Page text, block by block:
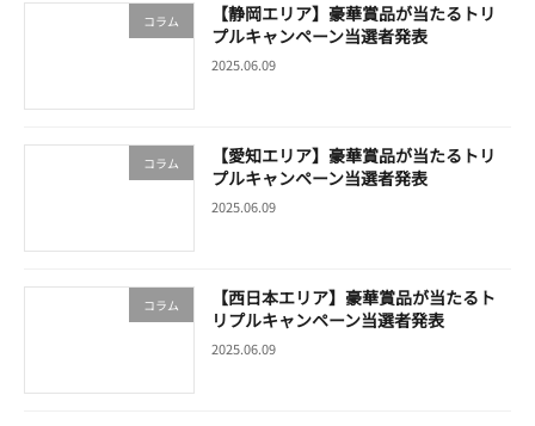
コラム
【静岡エリア】豪華賞品が当たるトリ
プルキャンペーン当選者発表
2025.06.09
コラム
【愛知エリア】豪華賞品が当たるトリ
プルキャンペーン当選者発表
2025.06.09
コラム
【西日本エリア】豪華賞品が当たるト
リプルキャンペーン当選者発表
2025.06.09